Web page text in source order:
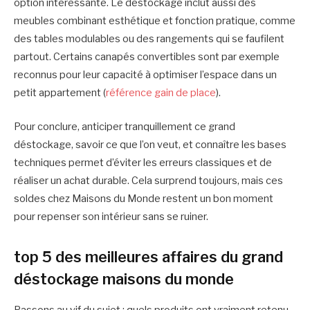
option intéressante. Le déstockage inclut aussi des
meubles combinant esthétique et fonction pratique, comme
des tables modulables ou des rangements qui se faufilent
partout. Certains canapés convertibles sont par exemple
reconnus pour leur capacité à optimiser l’espace dans un
petit appartement (référence gain de place).
Pour conclure, anticiper tranquillement ce grand
déstockage, savoir ce que l’on veut, et connaître les bases
techniques permet d’éviter les erreurs classiques et de
réaliser un achat durable. Cela surprend toujours, mais ces
soldes chez Maisons du Monde restent un bon moment
pour repenser son intérieur sans se ruiner.
top 5 des meilleures affaires du grand
déstockage maisons du monde